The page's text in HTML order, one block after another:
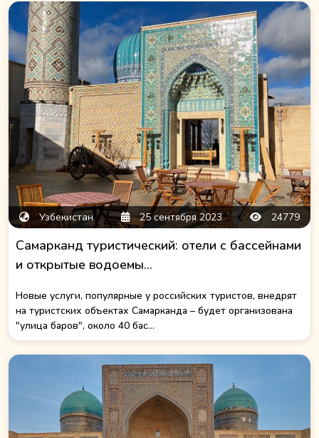
Узбекистан 25 сентября 2023 24779
Самарканд туристический: отели с бассейнами
и открытые водоемы...
Новые услуги, популярные у российских туристов, внедрят
на туристских объектах Самарканда – будет организована
"улица баров", около 40 бас...